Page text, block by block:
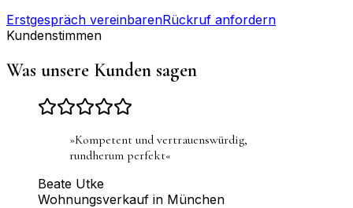
Erstgespräch vereinbarenRückruf anfordern
Kundenstimmen
Was unsere Kunden sagen
»Kompetent und vertrauenswürdig,
rundherum perfekt«
Beate Utke
Wohnungsverkauf in München